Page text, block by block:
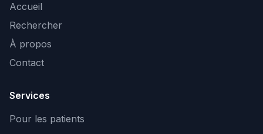
Accueil
Rechercher
À propos
Contact
Services
Pour les patients